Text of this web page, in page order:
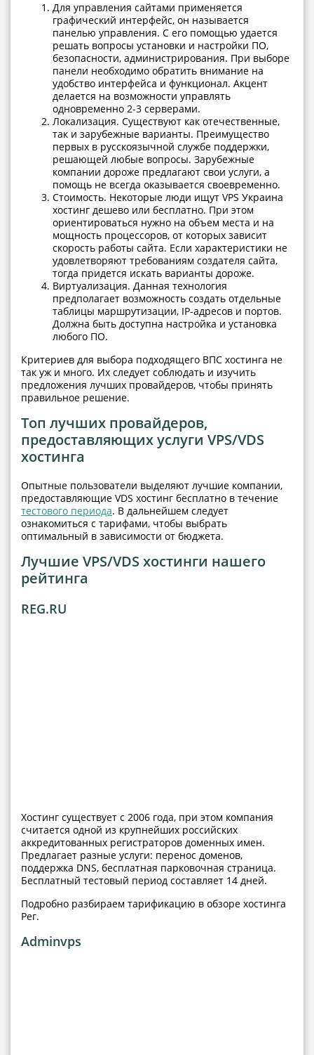
Для управления сайтами применяется
графический интерфейс, он называется
панелью управления. С его помощью удается
решать вопросы установки и настройки ПО,
безопасности, администрирования. При выборе
панели необходимо обратить внимание на
удобство интерфейса и функционал. Акцент
делается на возможности управлять
одновременно 2-3 серверами.
Локализация. Существуют как отечественные,
так и зарубежные варианты. Преимущество
первых в русскоязычной службе поддержки,
решающей любые вопросы. Зарубежные
компании дороже предлагают свои услуги, а
помощь не всегда оказывается своевременно.
Стоимость. Некоторые люди ищут VPS Украина
хостинг дешево или бесплатно. При этом
ориентироваться нужно на объем места и на
мощность процессоров, от которых зависит
скорость работы сайта. Если характеристики не
удовлетворяют требованиям создателя сайта,
тогда придется искать варианты дороже.
Виртуализация. Данная технология
предполагает возможность создать отдельные
таблицы маршрутизации, IP-адресов и портов.
Должна быть доступна настройка и установка
любого ПО.
Критериев для выбора подходящего ВПС хостинга не
так уж и много. Их следует соблюдать и изучить
предложения лучших провайдеров, чтобы принять
правильное решение.
Топ лучших провайдеров,
предоставляющих услуги VPS/VDS
хостинга
Опытные пользователи выделяют лучшие компании,
предоставляющие VDS хостинг бесплатно в течение
тестового периода. В дальнейшем следует
ознакомиться с тарифами, чтобы выбрать
оптимальный в зависимости от бюджета.
Лучшие VPS/VDS хостинги нашего
рейтинга
REG.RU
Хостинг существует с 2006 года, при этом компания
считается одной из крупнейших российских
аккредитованных регистраторов доменных имен.
Предлагает разные услуги: перенос доменов,
поддержка DNS, бесплатная парковочная страница.
Бесплатный тестовый период составляет 14 дней.
Подробно разбираем тарификацию в обзоре хостинга
Рег.
Adminvps